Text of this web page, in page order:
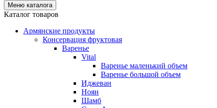
Меню каталога
Каталог товаров
Армянские продукты
Консервация фруктовая
Варенье
Vital
Варенье маленький объем
Варенье большой объем
Иджеван
Ноян
Шамб